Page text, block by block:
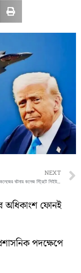
NEXT
দক্ষিণ কলকাতা ল’ কলেজের ঘটনায় কলেজ স্ট্রিটে সিইউইএ-র প্রতিবাদ মিছিল
অধিকাংশ ফোনই
পদক্ষেপে